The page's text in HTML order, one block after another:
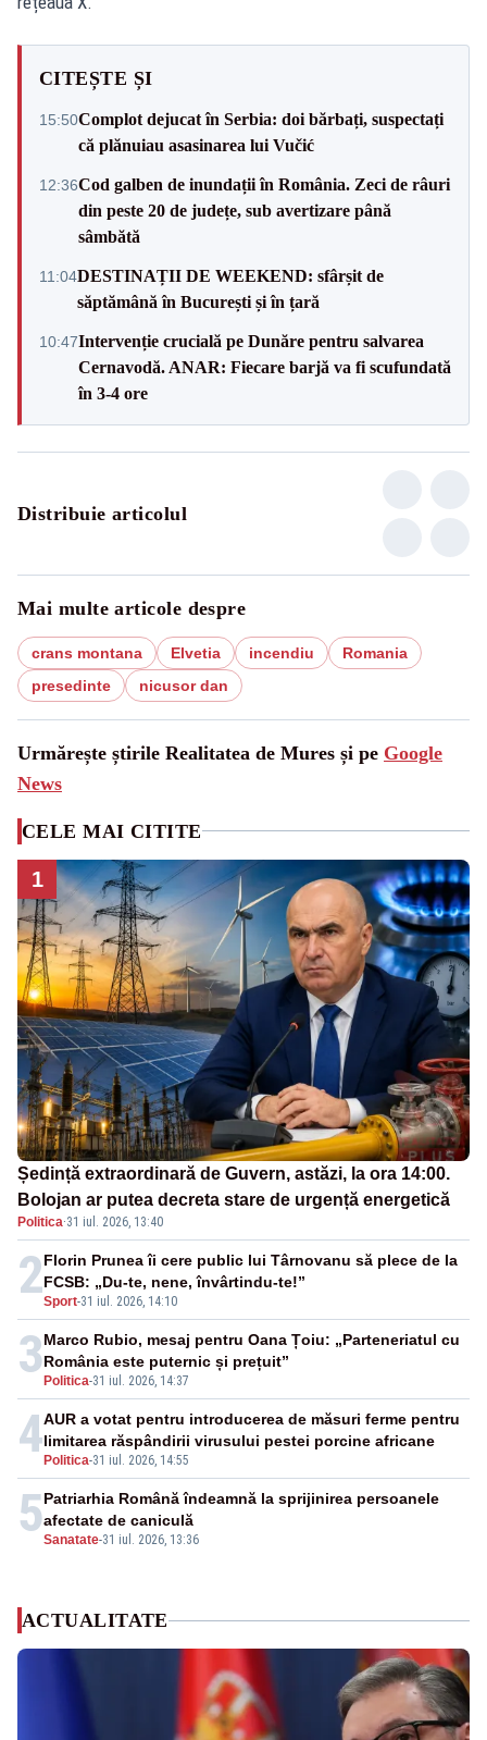
CITEȘTE ȘI
15:50Complot dejucat în Serbia: doi bărbați, suspectați
că plănuiau asasinarea lui Vučić
12:36Cod galben de inundații în România. Zeci de râuri
din peste 20 de județe, sub avertizare până
sâmbătă
11:04DESTINAȚII DE WEEKEND: sfârșit de
săptămână în București și în țară
10:47Intervenție crucială pe Dunăre pentru salvarea
Cernavodă. ANAR: Fiecare barjă va fi scufundată
în 3-4 ore
Distribuie articolul
Mai multe articole despre
crans montana Elvetia incendiu
Romania
presedinte
nicusor dan
Urmărește știrile Realitatea de Mures și pe Google
News
CELE MAI CITITE
1
Ședință extraordinară de Guvern, astăzi, la ora 14:00.
Bolojan ar putea decreta stare de urgență energetică
Politica·31 iul. 2026, 13:40
2Sport-31 iul. 2026, 14:10
Florin Prunea îi cere public lui Târnovanu să plece de la
FCSB: „Du-te, nene, învârtindu-te!”
3 Politica-31 iul. 2026, 14:37
Marco Rubio, mesaj pentru Oana Țoiu: „Parteneriatul cu
România este puternic și prețuit”
4 Politica-31 iul. 2026, 14:55
AUR a votat pentru introducerea de măsuri ferme pentru
limitarea răspândirii virusului pestei porcine africane
5Sanatate-31 iul. 2026, 13:36
Patriarhia Română îndeamnă la sprijinirea persoanele
afectate de caniculă
ACTUALITATE